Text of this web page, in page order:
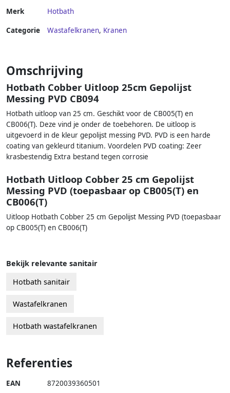
Merk Hotbath
Categorie Wastafelkranen, Kranen
Omschrijving
Hotbath Cobber Uitloop 25cm Gepolijst
Messing PVD CB094
Hotbath uitloop van 25 cm. Geschikt voor de CB005(T) en
CB006(T). Deze vind je onder de toebehoren. De uitloop is
uitgevoerd in de kleur gepolijst messing PVD. PVD is een harde
coating van gekleurd titanium. Voordelen PVD coating: Zeer
krasbestendig Extra bestand tegen corrosie
Hotbath Uitloop Cobber 25 cm Gepolijst
Messing PVD (toepasbaar op CB005(T) en
CB006(T)
Uitloop Hotbath Cobber 25 cm Gepolijst Messing PVD (toepasbaar
op CB005(T) en CB006(T)
Bekijk relevante sanitair
Hotbath sanitair
Wastafelkranen
Hotbath wastafelkranen
Referenties
EAN 8720039360501